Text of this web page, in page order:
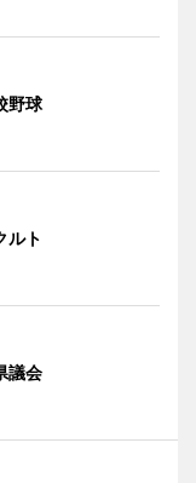
野球
ルト
議会